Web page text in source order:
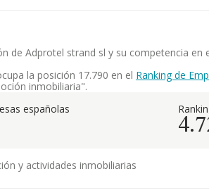
de Adprotel strand sl y su competencia en
la posición 17.790 en el Ranking de
inmobiliaria".
españolas
y actividades inmobiliarias